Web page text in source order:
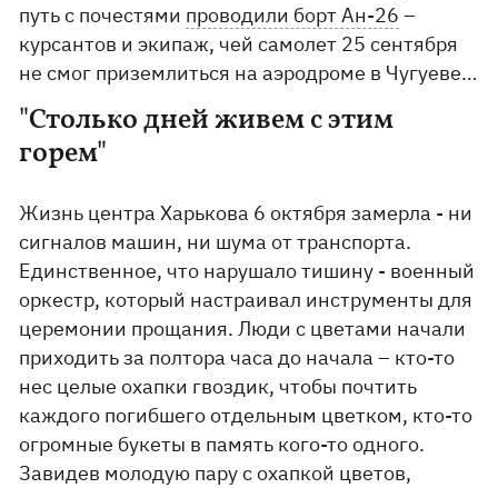
путь с почестями проводили борт Ан-26 –
курсантов и экипаж, чей самолет 25 сентября
не смог приземлиться на аэродроме в Чугуеве…
"Столько дней живем с этим
горем"
Жизнь центра Харькова 6 октября замерла - ни
сигналов машин, ни шума от транспорта.
Единственное, что нарушало тишину - военный
оркестр, который настраивал инструменты для
церемонии прощания. Люди с цветами начали
приходить за полтора часа до начала – кто-то
нес целые охапки гвоздик, чтобы почтить
каждого погибшего отдельным цветком, кто-то
огромные букеты в память кого-то одного.
Завидев молодую пару с охапкой цветов,